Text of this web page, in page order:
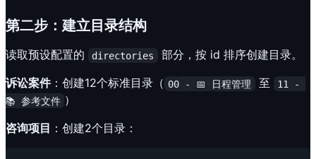
第二步：建立目录结构
读取预设配置的 directories
部分，按 id 排序创建目录。
诉讼案件：创建12个标准目录（ 00 - 📅 日程管理 至
11 -
📚 参考文件 ）
咨询项目 ：创建2个目录：